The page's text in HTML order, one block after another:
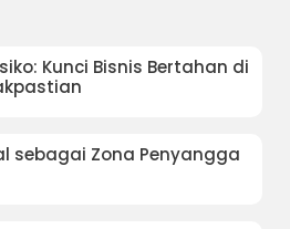
Kunci Bisnis Bertahan di
sebagai Zona Penyangga